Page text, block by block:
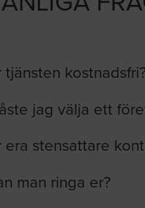
tjänsten
jag välja ett
era stensattare
man ringa er?